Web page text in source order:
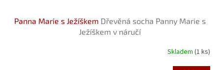
Panna Marie s Ježíškem Dřevěná socha Panny Marie s
Ježíškem v náručí
Skladem (1 ks)